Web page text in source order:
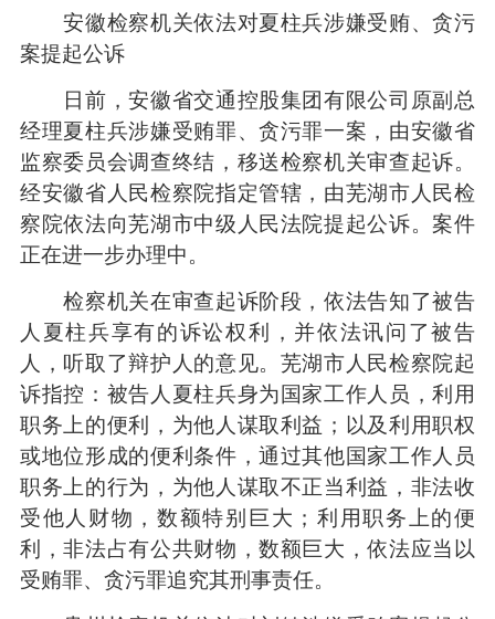
安徽检察机关依法对夏柱兵涉嫌受贿、贪污
案提起公诉
日前，安徽省交通控股集团有限公司原副总
经理夏柱兵涉嫌受贿罪、贪污罪一案，由安徽省
监察委员会调查终结，移送检察机关审查起诉。
经安徽省人民检察院指定管辖，由芜湖市人民检
察院依法向芜湖市中级人民法院提起公诉。案件
正在进一步办理中。
检察机关在审查起诉阶段，依法告知了被告
人夏柱兵享有的诉讼权利，并依法讯问了被告
人，听取了辩护人的意见。芜湖市人民检察院起
诉指控：被告人夏柱兵身为国家工作人员，利用
职务上的便利，为他人谋取利益；以及利用职权
或地位形成的便利条件，通过其他国家工作人员
职务上的行为，为他人谋取不正当利益，非法收
受他人财物，数额特别巨大；利用职务上的便
利，非法占有公共财物，数额巨大，依法应当以
受贿罪、贪污罪追究其刑事责任。